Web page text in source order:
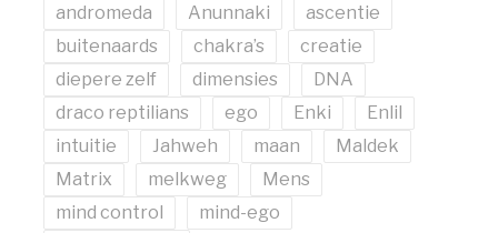
andromeda
Anunnaki
ascentie
buitenaards
chakra’s
creatie
diepere zelf
dimensies
DNA
draco reptilians
ego Enki
Enlil
intuitie
Jahweh maan
Maldek
Matrix
melkweg
Mens
mind control
mind-ego